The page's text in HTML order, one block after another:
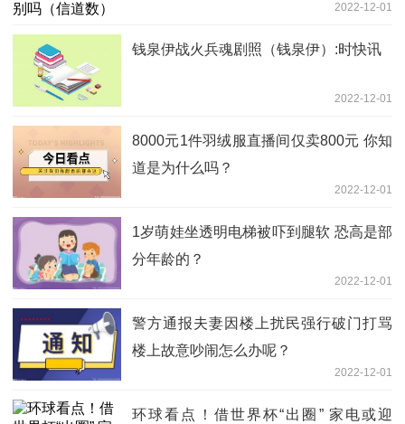
2022-12-01
钱泉伊战火兵魂剧照（钱泉伊）:时快讯
2022-12-01
8000元1件羽绒服直播间仅卖800元 你知
道是为什么吗？
2022-12-01
1岁萌娃坐透明电梯被吓到腿软 恐高是部
分年龄的？
2022-12-01
警方通报夫妻因楼上扰民强行破门打骂
楼上故意吵闹怎么办呢？
2022-12-01
环球看点！借世界杯“出圈” 家电或迎